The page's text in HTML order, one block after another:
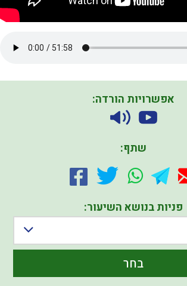
אפשרויות הורדה:
שתף:
פניות בנושא השיעור:
בחר